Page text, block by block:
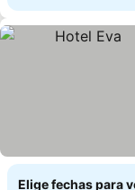
Elige fechas para